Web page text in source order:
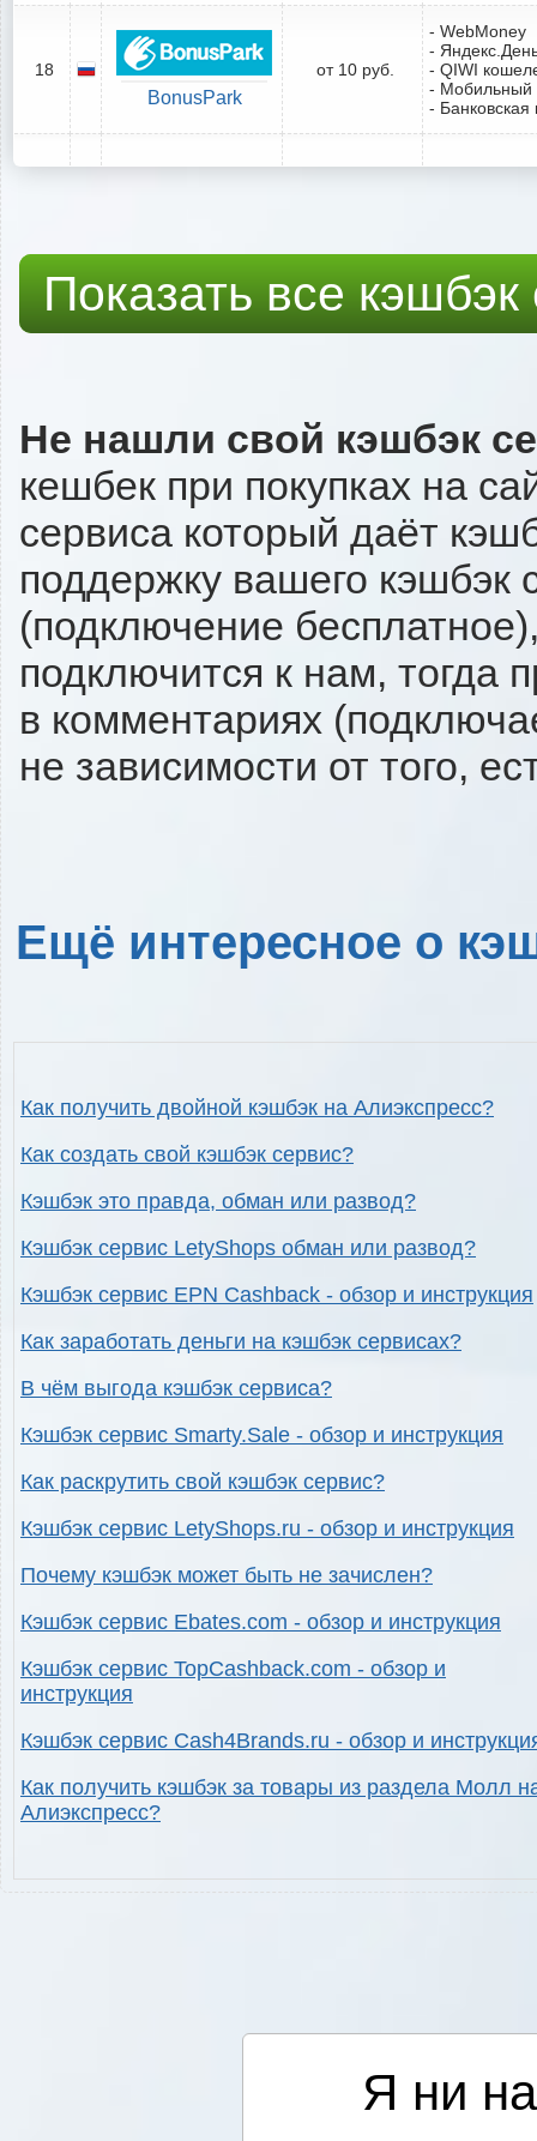
18
BonusPark
от 10 руб.
- WebMoney
-
- QIWI
- Мобильный
- Банковская
Показать все
Не нашли свой кэшбэк
кешбек при покупках на
сервиса который даёт
поддержку вашего кэшбэк
(подключение
подключится к нам, тогда
в комментариях
не зависимости от того,
Ещё интересное о
Как получить двойной кэшбэк на Алиэкспресс?
Как создать свой кэшбэк сервис?
Кэшбэк это правда, обман или развод?
Кэшбэк сервис LetyShops обман или развод?
Кэшбэк сервис EPN Cashback - обзор и инструкция
Как заработать деньги на кэшбэк сервисах?
В чём выгода кэшбэк сервиса?
Кэшбэк сервис Smarty.Sale - обзор и инструкция
Как раскрутить свой кэшбэк сервис?
Кэшбэк сервис LetyShops.ru - обзор и инструкция
Почему кэшбэк может быть не зачислен?
Кэшбэк сервис Ebates.com - обзор и инструкция
Кэшбэк сервис TopCashback.com - обзор и
инструкция
Кэшбэк сервис Cash4Brands.ru - обзор и
Как получить кэшбэк за товары из раздела Молл
Алиэкспресс?
Я ни